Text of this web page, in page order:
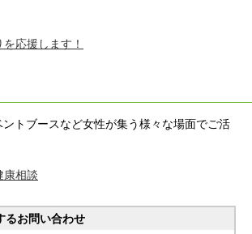
応援します！
トブースなど女性が集う様々な場面でご活
康相談
るお問い合わせ